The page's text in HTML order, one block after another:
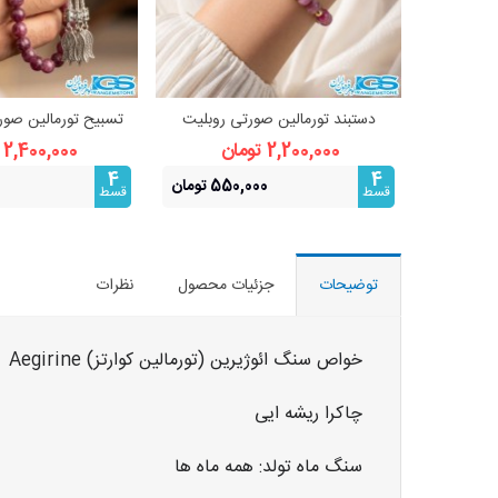
مشاهده بیشتر
دستبند تورمالین صورتی روبلیت
سواروفسکی طلایی | سنگ عشق
2,200,000 تومان
4
قسط 550,000 تومان
دانه اصل |
2,400,000 تومان
4
قسط
توضیحات جزئیات محصول نظرات
خواص سنگ ائوژیرین (تورمالین کوارتز) Aegirine
چاکرا ریشه ایی
سنگ ماه تولد: همه ماه ها